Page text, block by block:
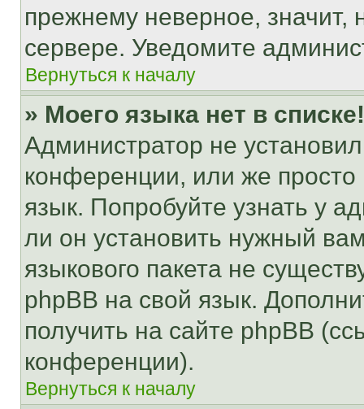
прежнему неверное, значит,
сервере. Уведомите
Вернуться к началу
» Моего языка нет в списке!
Администратор не
конференции, или же
язык. Попробуйте узнать у
ли он установить нужный
языкового пакета не
phpBB на свой язык.
получить на сайте phpBB
конференции).
Вернуться к началу